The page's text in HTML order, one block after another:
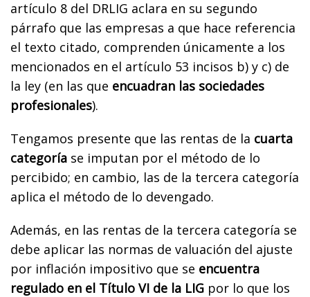
artículo 8 del DRLIG aclara en su segundo
párrafo que las empresas a que hace referencia
el texto citado, comprenden únicamente a los
mencionados en el artículo 53 incisos b) y c) de
la ley (en las que encuadran las sociedades
profesionales).
Tengamos presente que las rentas de la cuarta
categoría se imputan por el método de lo
percibido; en cambio, las de la tercera categoría
aplica el método de lo devengado.
Además, en las rentas de la tercera categoría se
debe aplicar las normas de valuación del ajuste
por inflación impositivo que se encuentra
regulado en el Título VI de la LIG por lo que los